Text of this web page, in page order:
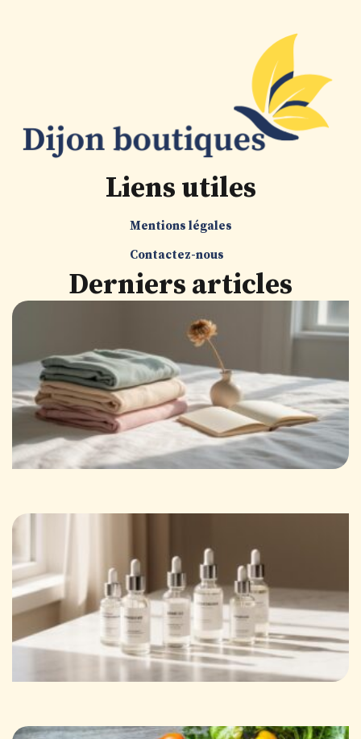
Liens utiles
Mentions légales
Contactez-nous
Derniers articles